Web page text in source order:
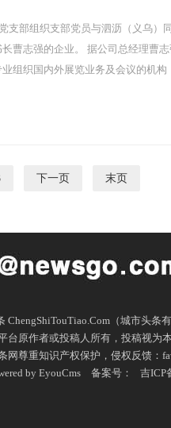
支部组织支部党员与泗沥（义乌）
曹志强的企业。 据公司总经理曹
组织国内外展览业务及会议的机构
下一页 末页
ChengShiTouTiao.Com（城市头条
原作者或投稿人所有，投稿视为
尊重知识产权保护，侵权反馈：
by EyouCms
备案号： 吉ICP